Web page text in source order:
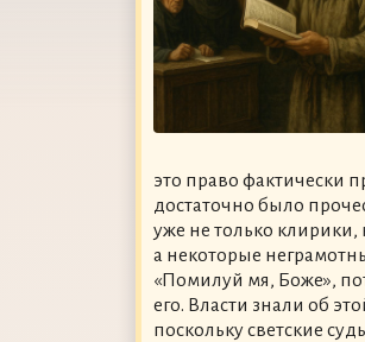
это право фактически
достаточно было
уже не только
а некоторые
«Помилуй мя, Боже»,
его. Власти знали об
поскольку светские